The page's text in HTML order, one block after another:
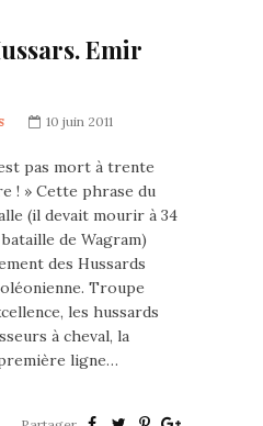
Emir
10 juin 2011
pas mort à trente
! » Cette phrase du
(il devait mourir à 34
de Wagram)
des Hussards
Troupe
les hussards
à cheval, la
ligne…